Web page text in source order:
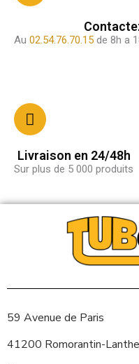
Au 02.54.76.70.15 de 8h a
Livraison en 24/48h
Sur plus de 5 000 produits
59 Avenue de Paris
41200 Romorantin-